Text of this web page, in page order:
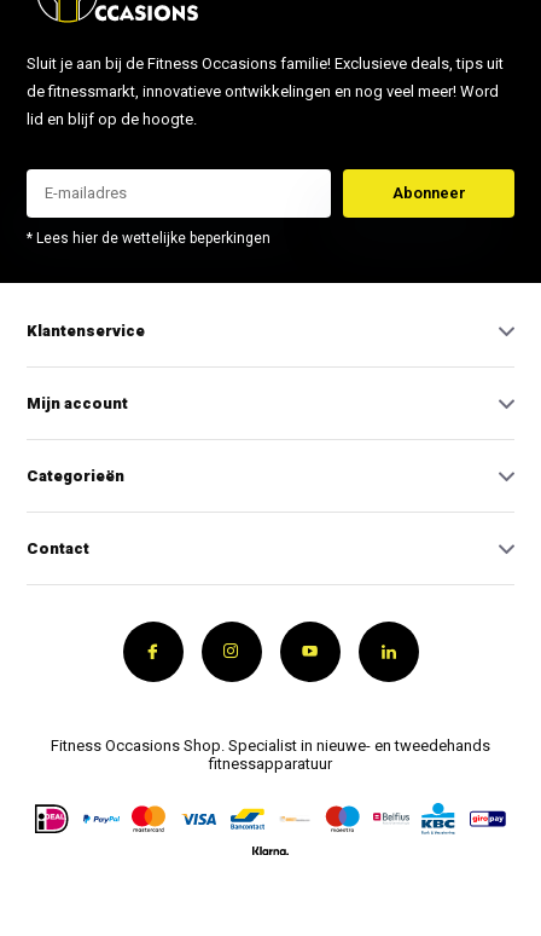
Sluit je aan bij de Fitness Occasions familie! Exclusieve deals, tips uit
de fitnessmarkt, innovatieve ontwikkelingen en nog veel meer! Word
lid en blijf op de hoogte.
Abonneer
* Lees hier de wettelijke beperkingen
Klantenservice
Mijn account
Categorieën
Contact
Fitness Occasions Shop. Specialist in nieuwe- en tweedehands
fitnessapparatuur